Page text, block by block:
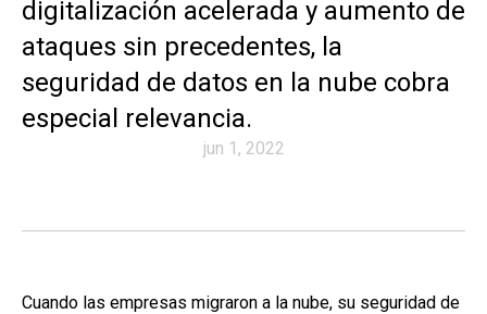
digitalización acelerada y aumento de
ataques sin precedentes, la
seguridad de datos en la nube cobra
especial relevancia.
jun 1, 2022
Cuando las empresas migraron a la nube, su seguridad de